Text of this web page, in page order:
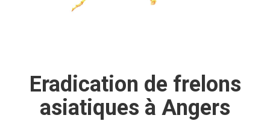
Eradication de frelons
asiatiques à Angers